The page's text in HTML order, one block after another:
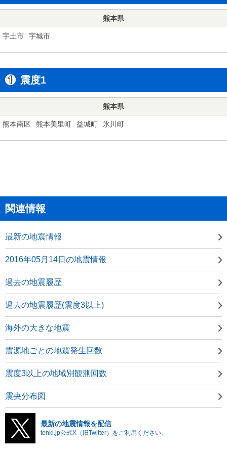
熊本県
宇土市 宇城市
震度1
熊本県
熊本南区 熊本美里町 益城町 氷川町
関連情報
最新の地震情報
2016年05月14日の地震情報
過去の地震履歴
過去の地震履歴(震度3以上)
海外の大きな地震
震源地ごとの地震発生回数
震度3以上の地域別観測回数
震央分布図
最新の地震情報を配信
tenki.jp公式X（旧Twitter）をご利用ください。